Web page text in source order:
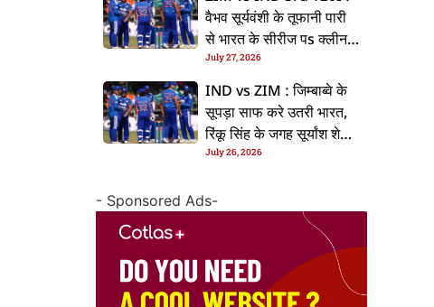
वैभव सूर्यवंशी के तूफानी पारी
से भारत के सीरीज पs क्लीन
स्वीप, जिम्बाब्वे 35 रन से
हारल
July 27, 2026
IND vs ZIM : जिम्बाब्वे के
सूपड़ा साफ करे उतरी भारत,
रिंकू सिंह के जगह सूर्यांश शेडगे
के मिल सकेला मवका
July 26, 2026
- Sponsored Ads-